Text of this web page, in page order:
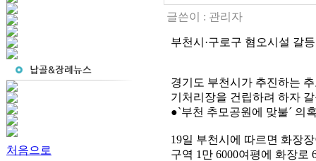
처음으로
글쓴이 : 관리자
부천시·구로구 혐오시설 갈
경기도 부천시가 추진하는
기처리장을 건립하려 하자
●`부천 추모공원에 맞불´ 의
19일 부천시에 따르면 화장
구역 1만 6000여평에 화장